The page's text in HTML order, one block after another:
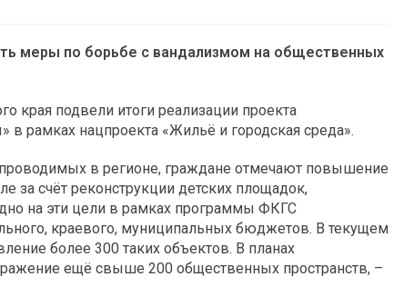
меры по борьбе с вандализмом на общественных
края подвели итоги реализации проекта
рамках нацпроекта «Жильё и городская среда».
в регионе, граждане отмечают повышение
за счёт реконструкции детских площадок,
на эти цели в рамках программы ФКГС
краевого, муниципальных бюджетов. В текущем
более 300 таких объектов. В планах
ещё свыше 200 общественных пространств, –